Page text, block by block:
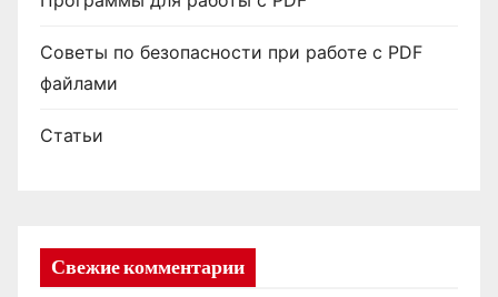
Советы по безопасности при работе с PDF
файлами
Статьи
Свежие комментарии